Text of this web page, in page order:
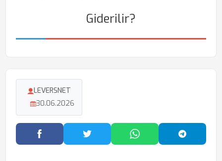
Giderilir?
LEVERSNET
30.06.2026
Facebook'ta PaylaşTwitter'da PaylaşWhatsApp'ta Paylaş